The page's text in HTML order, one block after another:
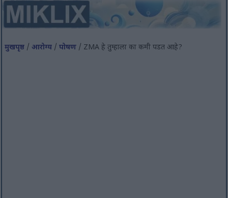
मुखपृष्ठ /आरोग्य /पोषण / ZMA हे तुम्हाला का कमी पडत आहे?